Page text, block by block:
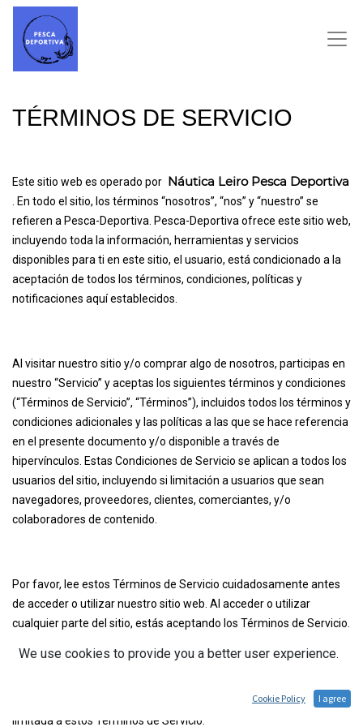
TÉRMINOS DE SERVICIO
Este sitio web es operado por Náutica Leiro Pesca Deportiva
. En todo el sitio, los términos “nosotros”, “nos” y “nuestro” se
refieren a Pesca-Deportiva. Pesca-Deportiva ofrece este sitio web,
incluyendo toda la información, herramientas y servicios
disponibles para ti en este sitio, el usuario, está condicionado a la
aceptación de todos los términos, condiciones, políticas y
notificaciones aquí establecidos.
Al visitar nuestro sitio y/o comprar algo de nosotros, participas en
nuestro “Servicio” y aceptas los siguientes términos y condiciones
(“Términos de Servicio”, “Términos”), incluidos todos los términos y
condiciones adicionales y las políticas a las que se hace referencia
en el presente documento y/o disponible a través de
hipervínculos. Estas Condiciones de Servicio se aplican a todos los
usuarios del sitio, incluyendo si limitación a usuarios que sean
navegadores, proveedores, clientes, comerciantes, y/o
colaboradores de contenido.
Por favor, lee estos Términos de Servicio cuidadosamente antes
de acceder o utilizar nuestro sitio web. Al acceder o utilizar
cualquier parte del sitio, estás aceptando los Términos de Servicio.
este acuerdo, entonces no deberías acceder a la página web o
considerados una oferta, la aceptación está expresamente
limitada a estos Términos de Servicio.
We use cookies to provide you a better user experience.
Cookie Policy I agree